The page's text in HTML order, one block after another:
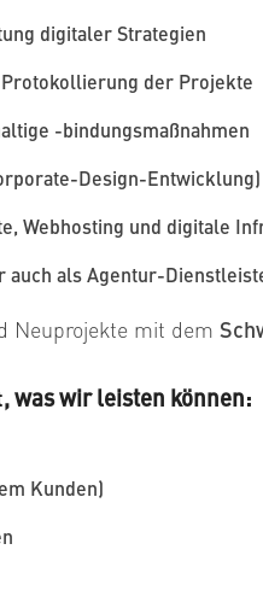
digitaler Strategien
der Projekte
-bindungsmaßnahmen
Design-Entwicklung)
Webhosting und digitale
auch als Agentur-
Neuprojekte mit dem
, was wir leisten können:
Kunden)